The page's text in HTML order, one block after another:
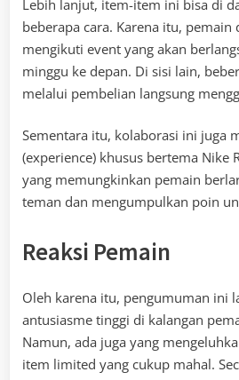
Lebih lanjut, item-item ini bisa di
beberapa cara. Karena itu,
mengikuti event yang akan
minggu ke depan. Di sisi lain,
melalui pembelian langsung
Sementara itu, kolaborasi ini juga
(experience) khusus bertema Nike
yang memungkinkan pemain
teman dan mengumpulkan poin
Reaksi Pemain
Oleh karena itu, pengumuman ini
antusiasme tinggi di kalangan
Namun, ada juga yang
item limited yang cukup mahal.